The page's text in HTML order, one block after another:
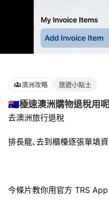
澳洲攻略 旅遊小貼士
🇦🇺極速澳洲購物退稅用
去澳洲旅行退稅
排長龍､去到櫃檯逐張單填資
今條片教你用官方 TRS App